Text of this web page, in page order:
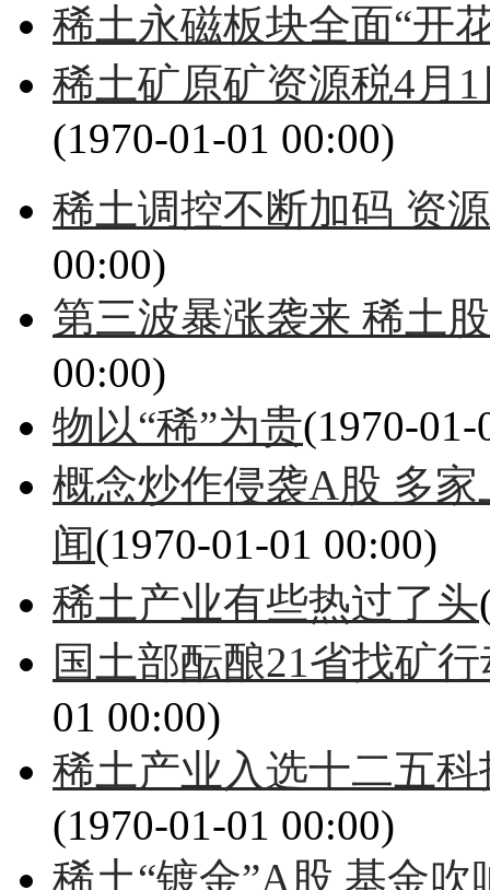
稀土永磁板块全面“开
稀土矿原矿资源税4月
(1970-01-01 00:00)
稀土调控不断加码 资
00:00)
第三波暴涨袭来 稀土
00:00)
物以“稀”为贵(1970-01-
概念炒作侵袭A股 多
闻(1970-01-01 00:00)
稀土产业有些热过了头
国土部酝酿21省找矿
01 00:00)
稀土产业入选十二五
(1970-01-01 00:00)
稀土“镀金”A股 基金吹